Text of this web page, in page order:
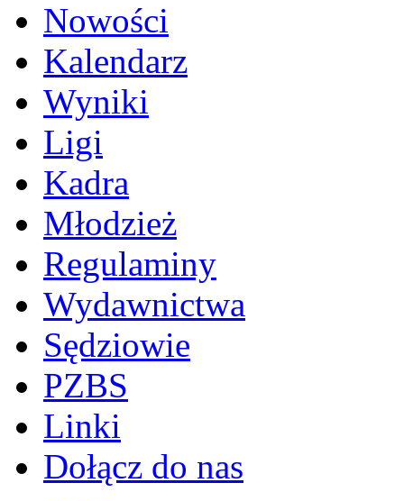
Nowości
Kalendarz
Wyniki
Ligi
Kadra
Młodzież
Regulaminy
Wydawnictwa
Sędziowie
PZBS
Linki
Dołącz do nas